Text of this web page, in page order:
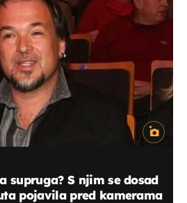
supruga? S njim se dosad
pojavila pred kamerama